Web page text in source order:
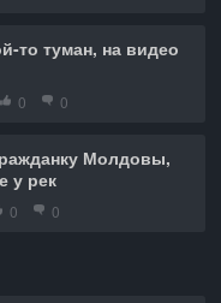
то туман, на видео
0 0
Молдовы,
у рек
0 0